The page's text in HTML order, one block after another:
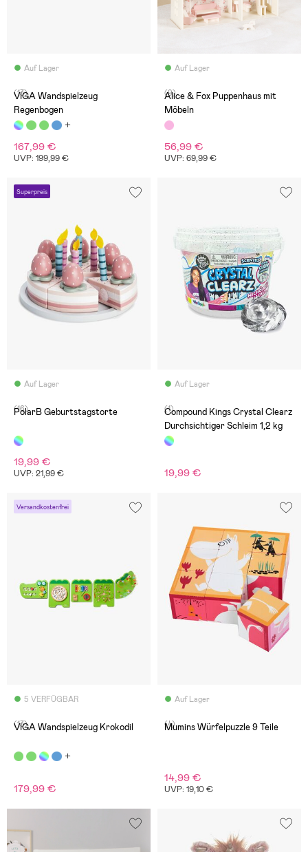
Auf Lager
(13)
VIGA Wandspielzeug
Regenbogen
167,99 €
UVP: 199,99 €
Auf Lager
(9)
Alice & Fox Puppenhaus mit
Möbeln
56,99 €
UVP: 69,99 €
Superpreis
Auf Lager
(16)
PolarB Geburtstagstorte
19,99 €
UVP: 21,99 €
Auf Lager
(1)
Compound Kings Crystal Clearz
Durchsichtiger Schleim 1,2 kg
19,99 €
Versandkostenfrei
5 VERFÜGBAR
(13)
VIGA Wandspielzeug Krokodil
179,99 €
Auf Lager
(4)
Mumins Würfelpuzzle 9 Teile
14,99 €
UVP: 19,10 €